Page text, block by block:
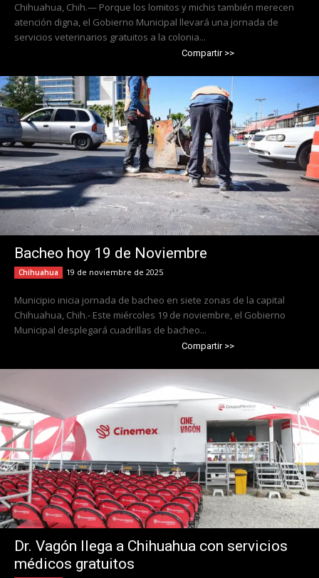
Chihuahua, Chih.— Porque los lomitos y michis también merecen
atención digna, el Gobierno Municipal llevará una jornada de
servicios veterinarios gratuitos a la colonia...
Compartir >>
Bacheo hoy 19 de Noviembre
Chihuahua 19 de noviembre de 2025
Municipio inicia jornada de bacheo en siete zonas de la capital
Chihuahua, Chih.- Este miércoles 19 de noviembre, el Gobierno
Municipal desplegará cuadrillas de bacheo...
Compartir >>
Dr. Vagón llega a Chihuahua con servicios
médicos gratuitos